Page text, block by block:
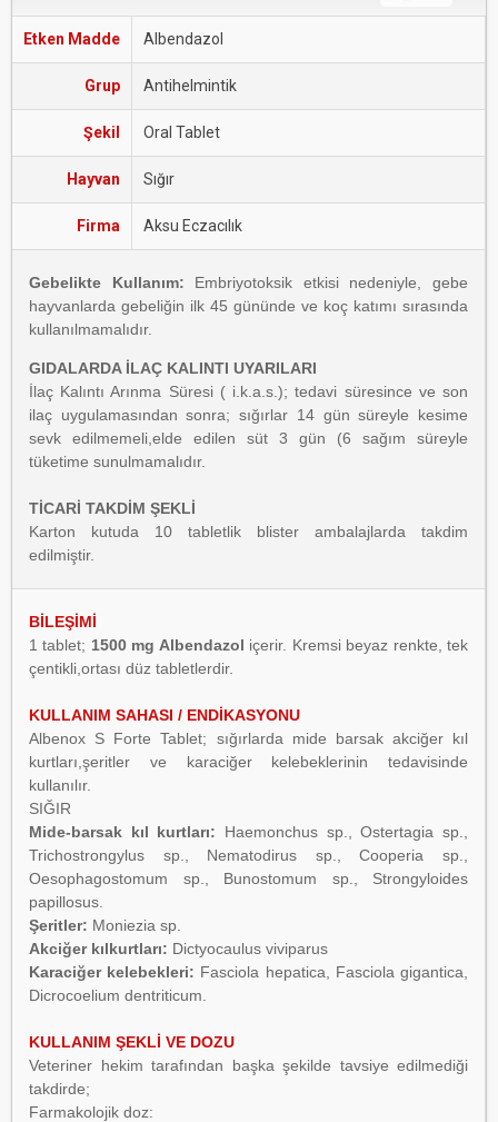
Etken Madde Albendazol
Grup Antihelmintik
Şekil Oral Tablet
Hayvan Sığır
Firma Aksu Eczacılık
Gebelikte Kullanım: Embriyotoksik etkisi nedeniyle, gebe
hayvanlarda gebeliğin ilk 45 gününde ve koç katımı sırasında
kullanılmamalıdır.
GIDALARDA İLAÇ KALINTI UYARILARI
İlaç Kalıntı Arınma Süresi ( i.k.a.s.); tedavi süresince ve son
ilaç uygulamasından sonra; sığırlar 14 gün süreyle kesime
sevk edilmemeli,elde edilen süt 3 gün (6 sağım süreyle
tüketime sunulmamalıdır.
TİCARİ TAKDİM ŞEKLİ
Karton kutuda 10 tabletlik blister ambalajlarda takdim
edilmiştir.
BİLEŞİMİ
1 tablet; 1500 mg Albendazol içerir. Kremsi beyaz renkte, tek
çentikli,ortası düz tabletlerdir.
KULLANIM SAHASI / ENDİKASYONU
Albenox S Forte Tablet; sığırlarda mide barsak akciğer kıl
kurtları,şeritler ve karaciğer kelebeklerinin tedavisinde
kullanılır.
SIĞIR
Mide-barsak kıl kurtları: Haemonchus sp., Ostertagia sp.,
Trichostrongylus sp., Nematodirus sp., Cooperia sp.,
Oesophagostomum sp., Bunostomum sp., Strongyloides
papillosus.
Şeritler: Moniezia sp.
Akciğer kılkurtları: Dictyocaulus viviparus
Karaciğer kelebekleri: Fasciola hepatica, Fasciola gigantica,
Dicrocoelium dentriticum.
KULLANIM ŞEKLİ VE DOZU
Veteriner hekim tarafından başka şekilde tavsiye edilmediği
takdirde;
Farmakolojik doz: